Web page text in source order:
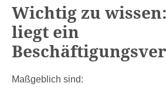
Wichtig zu
liegt ein
Maßgeblich sind: